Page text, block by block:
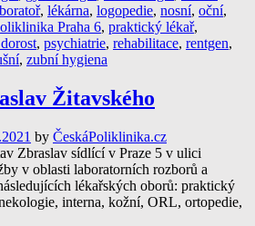
, lékárna, logopedie, nosní, oční,
Praha 6, praktický lékař,
, psychiatrie, rehabilitace, rentgen,
, zubní hygiena
Žitavského
by ČeskáPoliklinika.cz
Zbraslav sídlící v Praze 5 v ulici
v oblasti laboratorních rozborů a
lékařských oborů: praktický
interna, kožní, ORL, ortopedie,